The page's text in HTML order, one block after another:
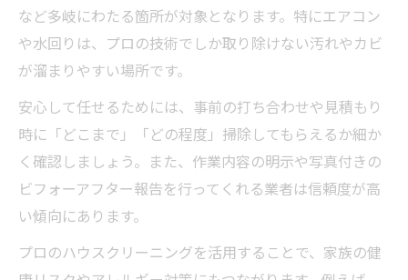
信頼できる清掃業の見極め方とその基準
信頼できるハウスクリーニング業者を見極
めるコツ
清掃業とは何かとプロ選びの注意点
口コミ重視のハウスクリーニング業者選定
法
安心できるハウスクリーニングの基準を紹
介
プロの技術力と対応を重視した選び方
など多岐にわたる箇所が対象となります。特にエアコン
や水回りは、プロの技術でしか取り除けない汚れやカビ
が溜まりやすい場所です。
安心して任せるためには、事前の打ち合わせや見積もり
時に「どこまで」「どの程度」掃除してもらえるか細か
く確認しましょう。また、作業内容の明示や写真付きの
ビフォーアフター報告を行ってくれる業者は信頼度が高
い傾向にあります。
プロのハウスクリーニングを活用することで、家族の健